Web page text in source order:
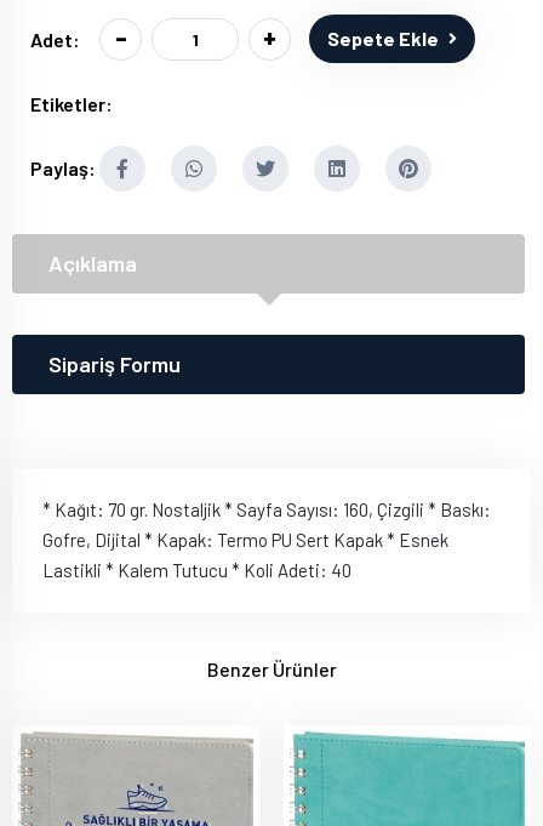
Adet: - + Sepete Ekle
Etiketler:
Paylaş:
Açıklama
Sipariş Formu
* Kağıt: 70 gr. Nostaljik * Sayfa Sayısı: 160, Çizgili * Baskı:
Gofre, Dijital * Kapak: Termo PU Sert Kapak * Esnek
Lastikli * Kalem Tutucu * Koli Adeti: 40
Benzer Ürünler